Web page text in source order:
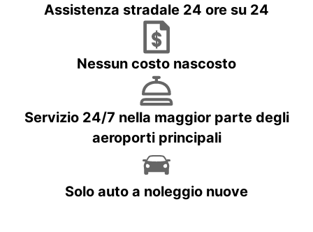
Assistenza stradale 24 ore su 24
Nessun costo nascosto
Servizio 24/7 nella maggior parte degli
aeroporti principali
Solo auto a noleggio nuove